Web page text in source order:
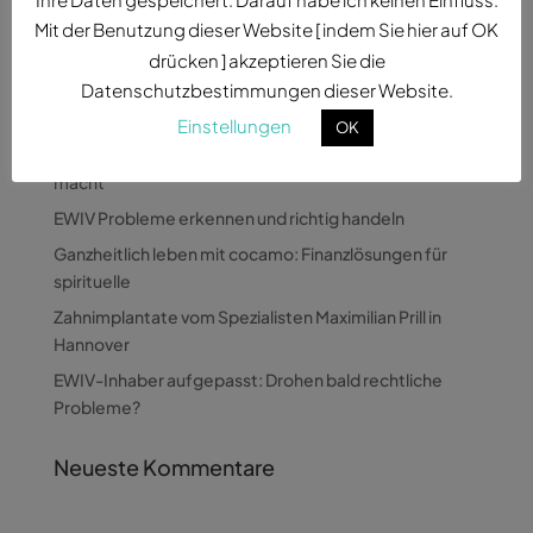
Neueste Beiträge
macht
EWIV Probleme erkennen und richtig handeln
Ganzheitlich leben mit cocamo: Finanzlösungen für
spirituelle
Zahnimplantate vom Spezialisten Maximilian Prill in
Hannover
EWIV-Inhaber aufgepasst: Drohen bald rechtliche
Probleme?
Neueste Kommentare
Mit der Benutzung dieser Website [ indem Sie hier auf OK
drücken ] akzeptieren Sie die
Datenschutzbestimmungen dieser Website.
Einstellungen
OK